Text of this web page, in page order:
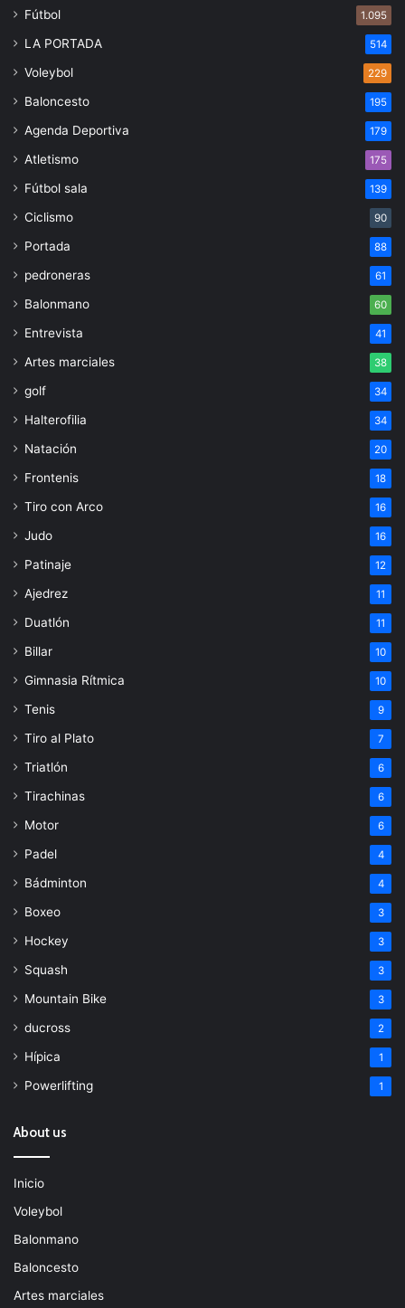
Fútbol 1.095
LA PORTADA 514
Voleybol 229
Baloncesto 195
Agenda Deportiva 179
Atletismo 175
Fútbol sala 139
Ciclismo 90
Portada 88
pedroneras 61
Balonmano 60
Entrevista 41
Artes marciales 38
golf 34
Halterofilia 34
Natación 20
Frontenis 18
Tiro con Arco 16
Judo 16
Patinaje 12
Ajedrez 11
Duatlón 11
Billar 10
Gimnasia Rítmica 10
Tenis 9
Tiro al Plato 7
Triatlón 6
Tirachinas 6
Motor 6
Padel 4
Bádminton 4
Boxeo 3
Hockey 3
Squash 3
Mountain Bike 3
ducross 2
Hípica 1
Powerlifting 1
About us
Inicio
Voleybol
Balonmano
Baloncesto
Artes marciales